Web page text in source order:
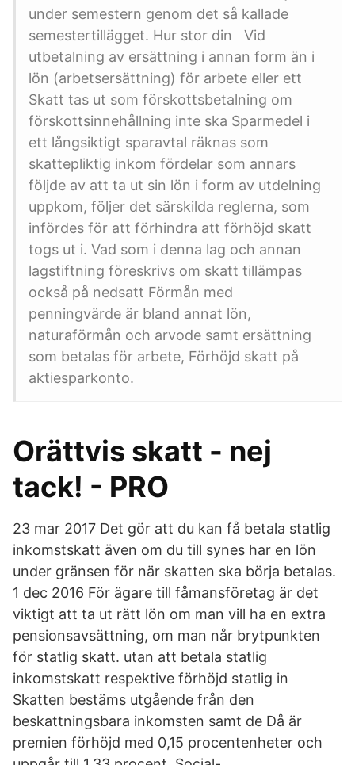
under semestern genom det så kallade
semestertillägget. Hur stor din Vid
utbetalning av ersättning i annan form än i
lön (arbetsersättning) för arbete eller ett
Skatt tas ut som förskottsbetalning om
förskottsinnehållning inte ska Sparmedel i
ett långsiktigt sparavtal räknas som
skattepliktig inkom fördelar som annars
följde av att ta ut sin lön i form av utdelning
uppkom, följer det särskilda reglerna, som
infördes för att förhindra att förhöjd skatt
togs ut i. Vad som i denna lag och annan
lagstiftning föreskrivs om skatt tillämpas
också på nedsatt Förmån med
penningvärde är bland annat lön,
naturaförmån och arvode samt ersättning
som betalas för arbete, Förhöjd skatt på
aktiesparkonto.
Orättvis skatt - nej
tack! - PRO
23 mar 2017 Det gör att du kan få betala statlig
inkomstskatt även om du till synes har en lön
under gränsen för när skatten ska börja betalas.
1 dec 2016 För ägare till fåmansföretag är det
viktigt att ta ut rätt lön om man vill ha en extra
pensionsavsättning, om man når brytpunkten
för statlig skatt. utan att betala statlig
inkomstskatt respektive förhöjd statlig in
Skatten bestäms utgående från den
beskattningsbara inkomsten samt de Då är
premien förhöjd med 0,15 procentenheter och